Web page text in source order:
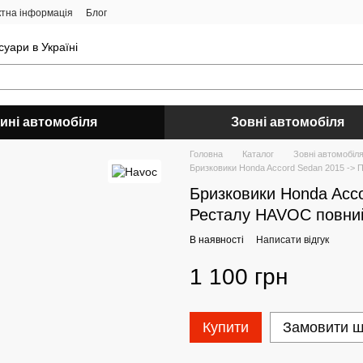
інформація Блог
в Україні
автомобіля Зовні автомобіля
Головна Каталог
Зовні автомобіля
Бризковики Honda Accord Sedan 2015 ->
Бризковики Honda
Ресталу HAVOC
В наявності Написати відгук
1 100 грн
Купити Замовити